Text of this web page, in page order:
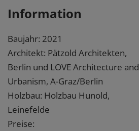
Information
Baujahr: 2021
Architekt: Pätzold Architekten,
Berlin und LOVE Architecture and
Urbanism, A-Graz/Berlin
Holzbau: Holzbau Hunold,
Leinefelde
Preise: